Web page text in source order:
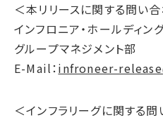
＜本リリースに関する問い
インフロニア・ホールディン
グループマネジメント部
E-Mail：infroneer-
＜インフラリーグに関する